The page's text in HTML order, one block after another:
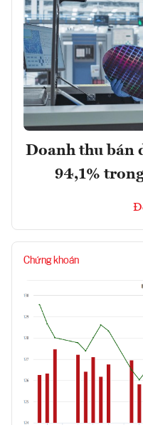
Doanh thu bán
94,1%
Chứng khoán